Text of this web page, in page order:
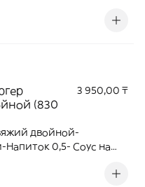
(830
3 950,00 ₸
двойной-
Напиток 0,5- Соус на